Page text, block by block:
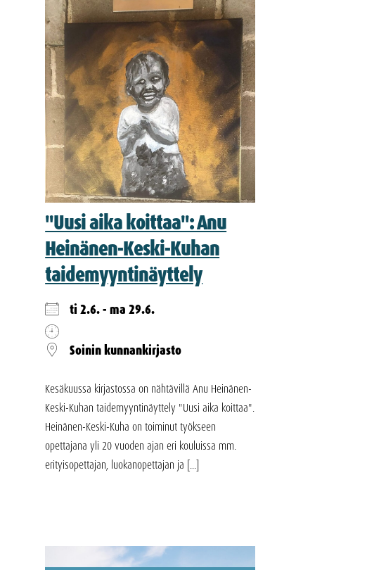
"Uusi aika koittaa": Anu
Heinänen-Keski-Kuhan
taidemyyntinäyttely
ti 2.6. - ma 29.6.
Soinin kunnankirjasto
Kesäkuussa kirjastossa on nähtävillä Anu Heinänen-
Keski-Kuhan taidemyyntinäyttely "Uusi aika koittaa".
Heinänen-Keski-Kuha on toiminut työkseen
opettajana yli 20 vuoden ajan eri kouluissa mm.
erityisopettajan, luokanopettajan ja [...]